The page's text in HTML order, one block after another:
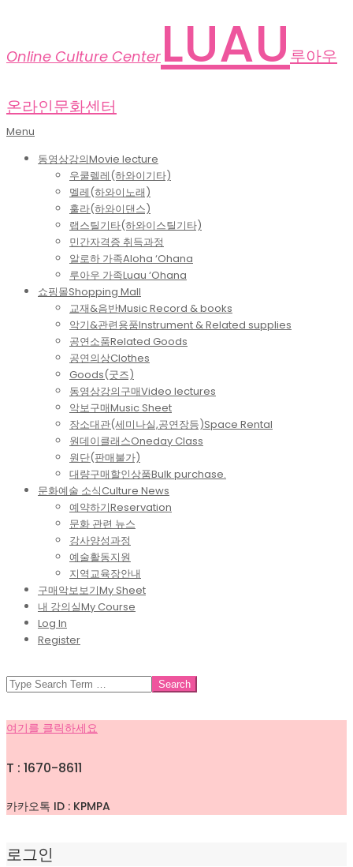
Online Culture Center LUAU 루아우
온라인문화센터
Primary
Menu
Menu
동영상강의Movie lecture
우쿨렐레(하와이기타)
멜레(하와이노래)
훌라(하와이댄스)
랩스틸기타(하와이스틸기타)
민간자격증 취득과정
알로하 가족Aloha ‘Ohana
루아우 가족Luau ‘Ohana
쇼핑몰Shopping Mall
교재&음반Music Record & books
악기&관련용품Instrument & Related supplies
공연소품Related Goods
공연의상Clothes
Goods(굿즈)
동영상강의구매Video lectures
악보구매Music Sheet
장소대관(세미나실,공연장등)Space Rental
원데이클래스Oneday Class
원단(판매불가)
대량구매할인상품Bulk purchase.
문화예술 소식Culture News
예약하기Reservation
문화 관련 뉴스
강사양성과정
예술활동지원
지역교육장안내
구매악보보기My Sheet
내 강의실My Course
Log In
Register
SEARCH
여기를 클릭하세요
T : 1670-8611
카카오톡 ID : KPMPA
로그인